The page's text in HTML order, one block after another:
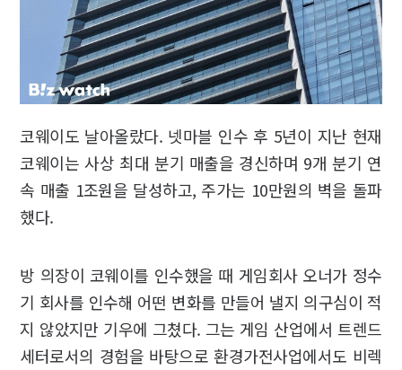
코웨이도 날아올랐다. 넷마블 인수 후 5년이 지난 현재
코웨이는 사상 최대 분기 매출을 경신하며 9개 분기 연
속 매출 1조원을 달성하고, 주가는 10만원의 벽을 돌파
했다.
방 의장이 코웨이를 인수했을 때 게임회사 오너가 정수
기 회사를 인수해 어떤 변화를 만들어 낼지 의구심이 적
지 않았지만 기우에 그쳤다. 그는 게임 산업에서 트렌드
세터로서의 경험을 바탕으로 환경가전사업에서도 비렉